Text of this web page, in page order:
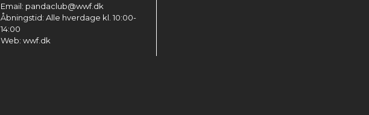
Email: pandaclub@wwf.dk
Åbningstid: Alle hverdage kl. 10:00-
14:00
Web: wwf.dk